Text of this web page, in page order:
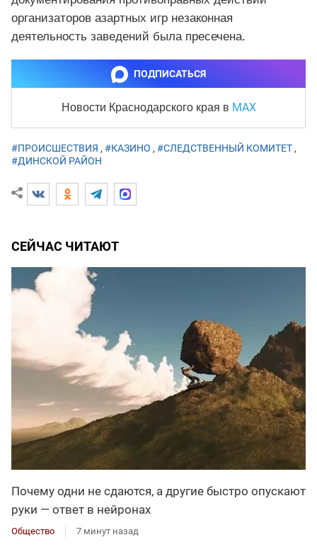
организаторов азартных игр незаконная
деятельность заведений была пресечена.
ПОДПИСАТЬСЯ
Новости Краснодарского края в MAX
#ПРОИСШЕСТВИЯ , #КАЗИНО , #СЛЕДСТВЕННЫЙ КОМИТЕТ ,
#ДИНСКОЙ РАЙОН
СЕЙЧАС ЧИТАЮТ
Почему одни не сдаются, а другие быстро опускают
руки — ответ в нейронах
Общество 7 минут назад